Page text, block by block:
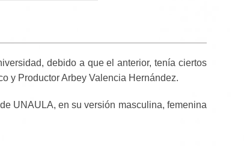
debido a que el anterior, tenía ciertos
y Productor Arbey Valencia Hernández.
UNAULA, en su versión masculina, femenina